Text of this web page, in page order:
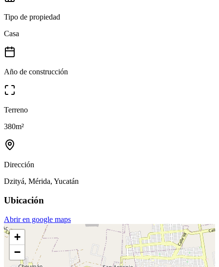
Tipo de propiedad
Casa
Año de construcción
Terreno
380m²
Dirección
Dzityá, Mérida, Yucatán
Ubicación
Abrir en google maps
+
−